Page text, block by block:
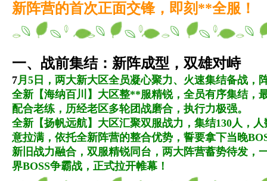
新阵营的首次正面交锋，即刻**全服！
一、战前集结：新阵成型，双雄对峙
7月5日，两大新大区全员凝心聚力、火速集结备战，
全新【海纳百川】大区整**服精锐，全员有序集结，
配合老练，历经老区多轮团战磨合，执行力极强。
全新【扬帆远航】大区汇聚双服战力，集结130人，
意拉满，依托全新阵营的整合优势，誓要拿下当晚
新旧战力融合，双服精锐同台，两大阵营蓄势待发，
界BOSS争霸战，正式拉开帷幕！